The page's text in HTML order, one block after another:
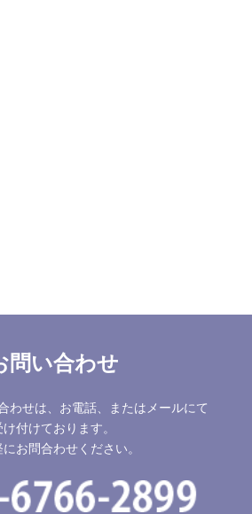
問い合わせ
わせは、お電話、またはメールにて
け付けております。
お問合わせください。